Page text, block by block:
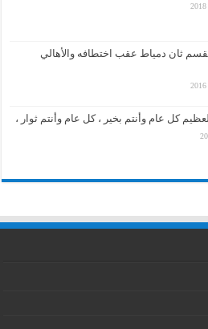
ثان دمياط عقب اختطافه والأهالي
كل عام وأنتم بخير ، كل عام وأنتم ثوار ،